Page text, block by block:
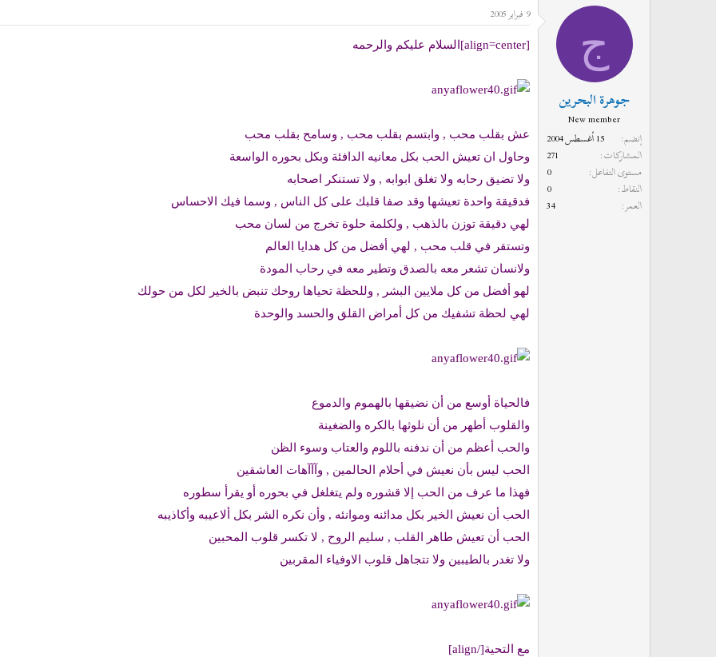
ئ
و
ع
ر
ا
ب
ء
ج
جوهرة البحرين
New member
إنضم
15 أغسطس 2004
المشاركات
271
مستوى التفاعل
0
النقاط
0
العمر
34
9 فبراير 2005
[align=center]السلام عليكم والرحمه
عش بقلب محب , وابتسم بقلب محب , وسامح بقلب محب
وحاول ان تعيش الحب بكل معانيه الدافئة وبكل بحوره الواسعة
ولا تضيق رحابه ولا تغلق ابوابه , ولا تستنكر اصحابه
فدقيقة واحدة تعيشها وقد صفا قلبك على كل الناس , وسما فيك الاحساس
لهي دقيقة توزن بالذهب , ولكلمة حلوة تخرج من لسان محب
وتستقر في قلب محب , لهي أفضل من كل هدايا العالم
ولانسان تشعر معه بالصدق وتطير معه في رحاب المودة
لهو أفضل من كل ملايين البشر , وللحظة تحياها روحك تنبض بالخير لكل من حولك
لهي لحظة تشفيك من كل أمراض القلق والحسد والوحدة
فالحياة أوسع من أن نضيقها بالهموم والدموع
والقلوب أطهر من أن نلوثها بالكره والضغينة
والحب أعظم من أن ندفنه باللوم والعتاب وسوء الظن
الحب ليس بأن نعيش في أحلام الحالمين , وآآآهات العاشقين
فهذا ما عرف من الحب إلا قشوره ولم يتغلغل في بحوره أو يقرأ سطوره
الحب أن نعيش الخير بكل مدائنه وموانئه , وأن نكره الشر بكل ألاعيبه وأكاذيبه
الحب أن تعيش طاهر القلب , سليم الروح , لا تكسر قلوب المحبين
ولا تغدر بالطيبين ولا تتجاهل قلوب الاوفياء المقربين
مع التحية[/align]